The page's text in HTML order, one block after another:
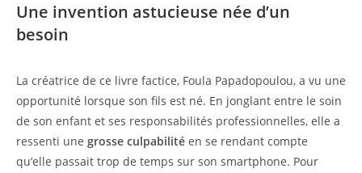
Une invention astucieuse née d’un
besoin
La créatrice de ce livre factice, Foula Papadopoulou, a vu une
opportunité lorsque son fils est né. En jonglant entre le soin
de son enfant et ses responsabilités professionnelles, elle a
ressenti une grosse culpabilité en se rendant compte
qu’elle passait trop de temps sur son smartphone. Pour